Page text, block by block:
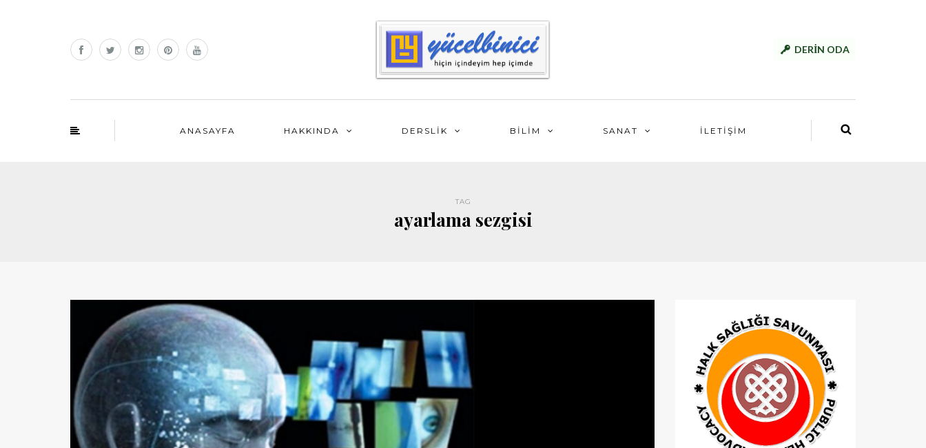
DERİN ODA
ANASAYFA HAKKINDA DERSLİK BİLİM SANAT İLETİŞİM
TAG
ayarlama sezgisi